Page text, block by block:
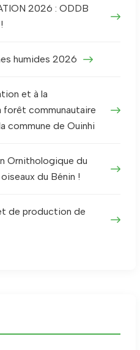
2026 : ODDB
humides 2026
et à la
forêt communautaire
commune de Ouinhi
Ornithologique du
du Bénin !
de production de